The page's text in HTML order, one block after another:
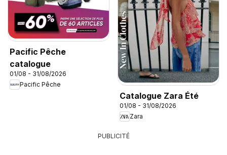
Pacific Pêche
catalogue
01/08 - 31/08/2026
Pacific Pêche
Catalogue Zara Été
01/08 - 31/08/2026
Zara
PUBLICITÉ